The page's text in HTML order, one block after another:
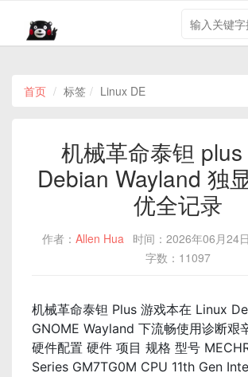
关
首页
标签 Linux DE
机械革命泰钽
Debian Wayland 独
优全记录
作者： Allen Hua 时间：2026年06月24日
字数：11097
机械革命泰钽 Plus 游戏本在 Linux
GNOME Wayland 下流畅使用诊断艰
硬件配置 硬件 项目 规格 型号
Series GM7TG0M CPU 11th Gen